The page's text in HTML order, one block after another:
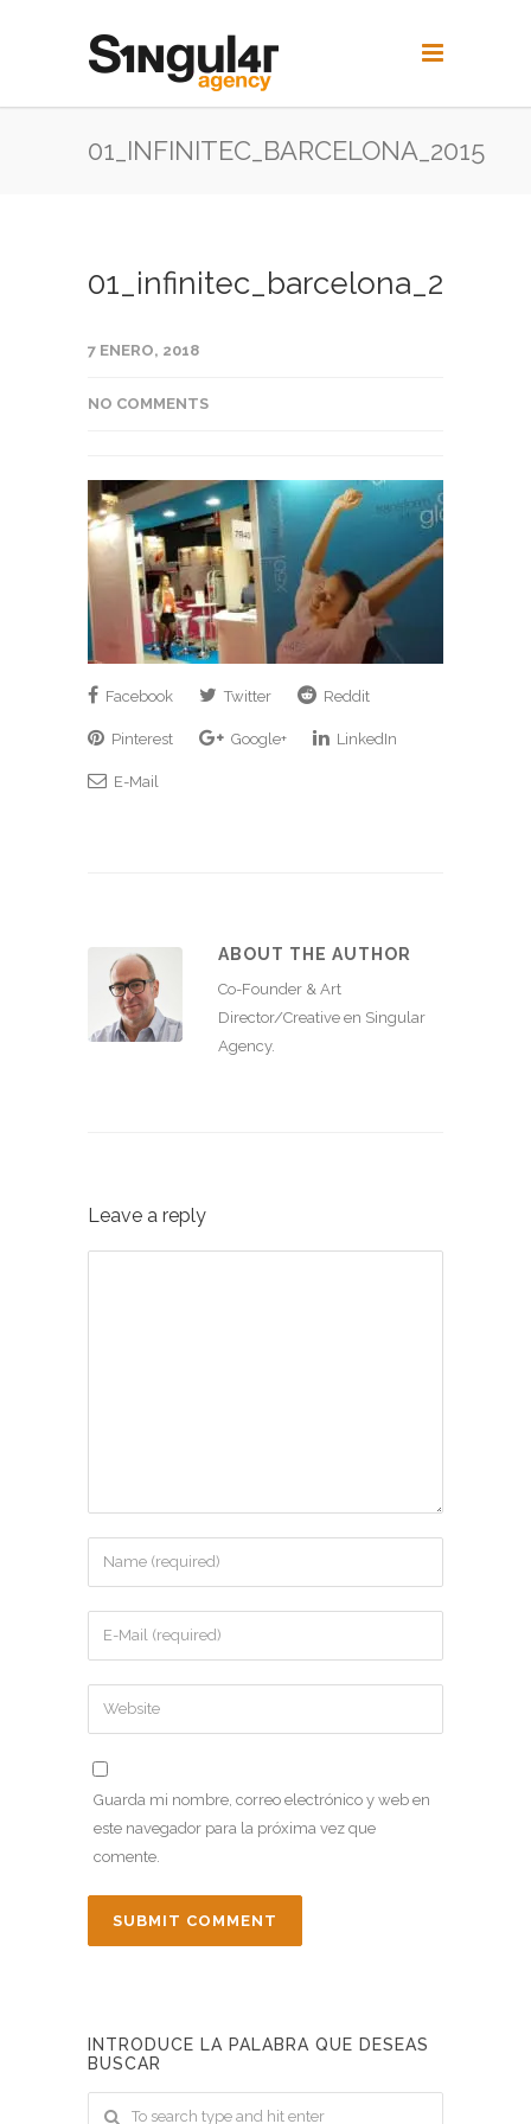
01_INFINITEC_BARCELONA_2015
01_infinitec_barcelona_2015
7 ENERO, 2018
NO COMMENTS
Facebook Twitter Reddit
Pinterest Google+ LinkedIn
E-Mail
ABOUT THE AUTHOR
Co-Founder & Art
Director/Creative en Singular
Agency.
Leave a reply
Guarda mi nombre, correo electrónico y web en
este navegador para la próxima vez que
comente.
INTRODUCE LA PALABRA QUE DESEAS
BUSCAR